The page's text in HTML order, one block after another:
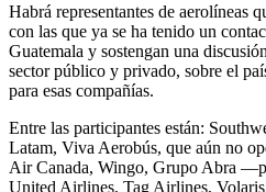
Habrá representantes de aerolíneas
con las que ya se ha tenido un
Guatemala y sostengan una
sector público y privado, sobre el
para esas compañías.
Entre las participantes están:
Latam, Viva Aerobús, que aún no
Air Canada, Wingo, Grupo Abra
United Airlines, Tag Airlines,